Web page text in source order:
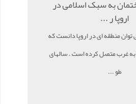
به سبک اسلامی در
اروپا ر ...
توان منطقه ای در اروپا دانست که
به غرب متصل کرده است . سالهای
طو ...